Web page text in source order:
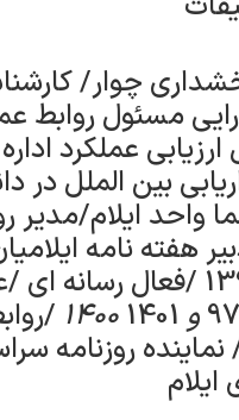
چوار/
مسئول روابط
عملکرد
1402/تدریس بازاریابی
ایلام/مدیر
پایگاه های خبری ایلامیان از
/ نماینده